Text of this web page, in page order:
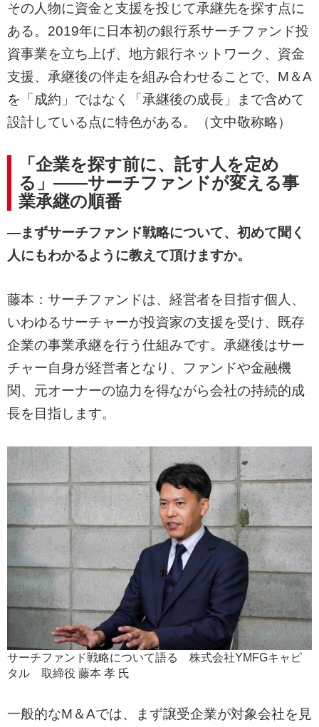
その人物に資金と支援を投じて承継先を探す点に
ある。2019年に日本初の銀行系サーチファンド投
資事業を立ち上げ、地方銀行ネットワーク、資金
支援、承継後の伴走を組み合わせることで、M＆A
を「成約」ではなく「承継後の成長」まで含めて
設計している点に特色がある。（文中敬称略）
「企業を探す前に、託す人を定め
る」――サーチファンドが変える事
業承継の順番
―まずサーチファンド戦略について、初めて聞く
人にもわかるように教えて頂けますか。
藤本：サーチファンドは、経営者を目指す個人、
いわゆるサーチャーが投資家の支援を受け、既存
企業の事業承継を行う仕組みです。承継後はサー
チャー自身が経営者となり、ファンドや金融機
関、元オーナーの協力を得ながら会社の持続的成
長を目指します。
サーチファンド戦略について語る 株式会社YMFGキャピ
タル 取締役 藤本 孝 氏
一般的なM＆Aでは、まず譲受企業が対象会社を見